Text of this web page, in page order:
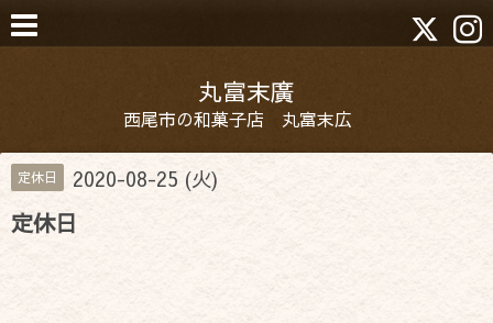
丸富末廣
西尾市の和菓子店 丸富末広
定休日 2020-08-25 (火)
定休日